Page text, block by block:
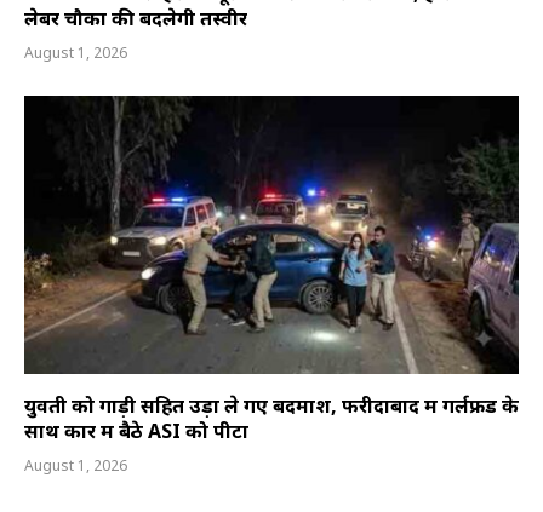
लेबर चौकों की बदलेगी तस्वीर
August 1, 2026
युवती को गाड़ी सहित उड़ा ले गए बदमाश, फरीदाबाद में गर्लफ्रेंड के
साथ कार में बैठे ASI को पीटा
August 1, 2026